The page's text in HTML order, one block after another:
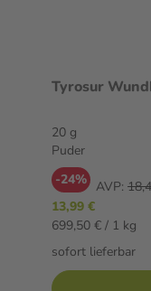
Tyrosur
20 g
Puder
-24% AVP:
13,99 €
699,50 € / 1 kg
sofort lieferbar